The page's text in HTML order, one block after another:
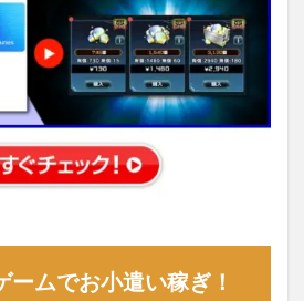
ームでお小遣い稼ぎ！